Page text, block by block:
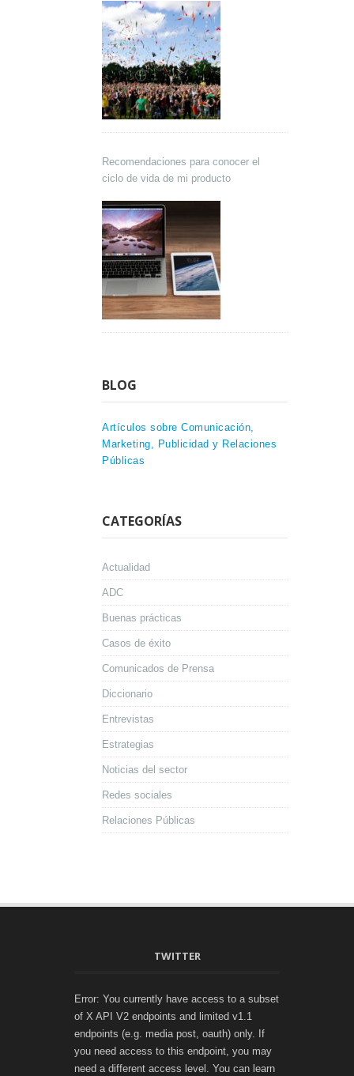
Recomendaciones para conocer el
ciclo de vida de mi producto
BLOG
Artículos sobre Comunicación,
Marketing, Publicidad y Relaciones
Públicas
CATEGORÍAS
Actualidad
ADC
Buenas prácticas
Casos de éxito
Comunicados de Prensa
Diccionario
Entrevistas
Estrategias
Noticias del sector
Redes sociales
Relaciones Públicas
TWITTER
Error: You currently have access to a subset
of X API V2 endpoints and limited v1.1
endpoints (e.g. media post, oauth) only. If
you need access to this endpoint, you may
need a different access level. You can learn